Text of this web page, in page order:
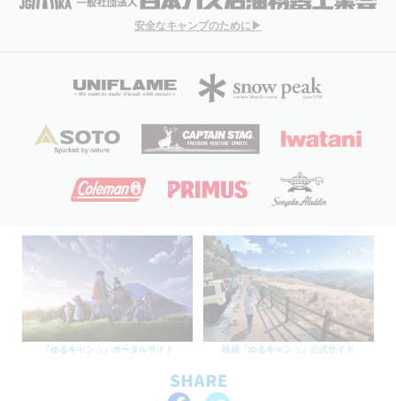
安全なキャンプのために▶
『ゆるキャン△』ポータルサイト 映画『ゆるキャン△』公式サイト